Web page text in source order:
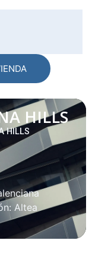
HILLS
HILLS
Altea